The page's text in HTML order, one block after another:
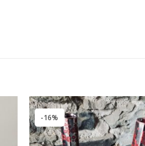
-16%